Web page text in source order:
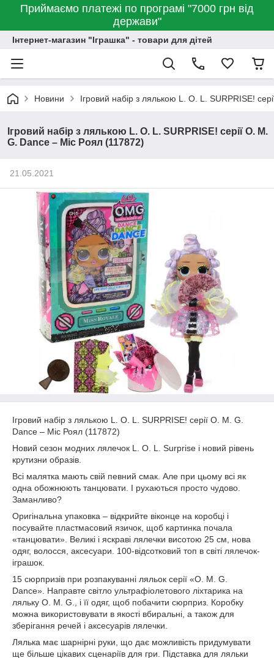
Приймаємо платежі по програмі "7000 грн від
держави"
Інтернет-магазин "Іграшка" - товари для дітей
Новини Ігровий набір з лялькою L. O. L. SURPRISE!
Ігровий набір з лялькою L. O. L. SURPRISE! серії O. M.
G. Dance – Міс Роял (117872)
21.05.2021
Ігровий набір з лялькою L. O. L. SURPRISE! серії O. M. G.
Dance – Міс Роял (117872)
Новий сезон модних лялечок L. O. L. Surprise і новий рівень
крутизни образів.
Всі малятка мають свій певний смак. Але при цьому всі як
одна обожнюють танцювати. І рухаються просто чудово.
Заманливо?
Оригінальна упаковка – відкрийте віконце на коробці і
посувайте пластмасовий язичок, щоб картинка почала
«танцювати». Великі і яскраві лялечки висотою 25 см, нова
одяг, волосся, аксесуари. 100-відсотковий топ в світі лялечок-
іграшок.
15 сюрпризів при розпакуванні ляльок серії «O. M. G.
Dance». Направте світло ультрафіолетового ліхтарика на
ляльку O. M. G., і її одяг, щоб побачити сюрприз. Коробку
можна використовувати в якості вбиральні, а також для
зберігання речей і аксесуарів лялечки.
Лялька має шарнірні руки, що дає можливість придумувати
ще більше цікавих сценаріїв для гри. Підставка для ляльки